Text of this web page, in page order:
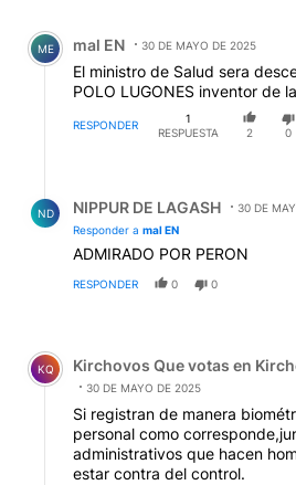
Comentario de mal EN.
ME mal EN 30 DE MAYO DE 2025
El ministro de Salud sera
POLO LUGONES inventor de
RESPONDER
1
RESPUESTA
2 0
ND NIPPUR DE LAGASH
30 DE
Responder a mal EN
ADMIRADO POR PERON
RESPONDER 0 0
Comentario de Kirchovos Que
KQ Kirchovos Que votas en
30 DE MAYO DE 2025
Si registran de manera
personal como
administrativos que hacen
estar contra del control.